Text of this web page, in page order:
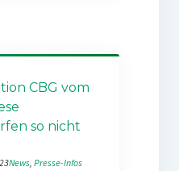
CBG vom
so nicht
News, Presse-Infos